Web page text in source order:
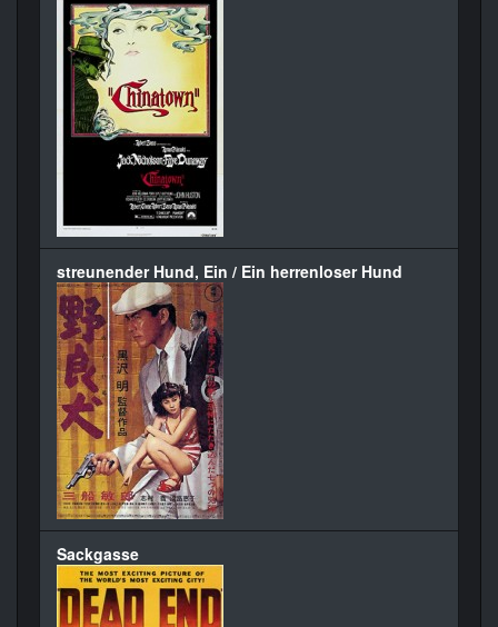
streunender Hund, Ein / Ein herrenloser Hund
Sackgasse